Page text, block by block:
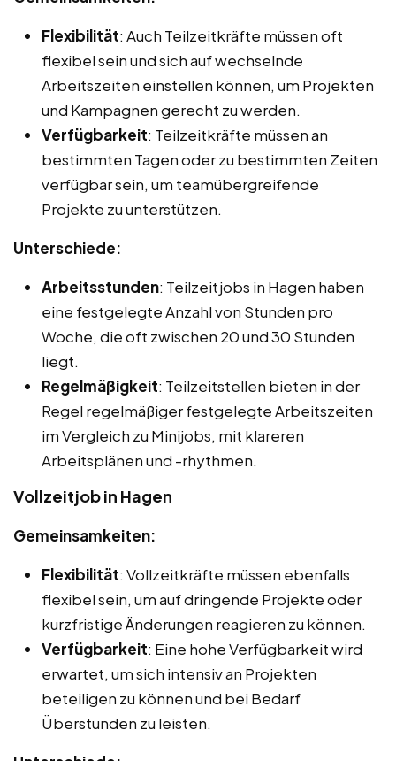
Flexibilität: Auch Teilzeitkräfte müssen oft
flexibel sein und sich auf wechselnde
Arbeitszeiten einstellen können, um Projekten
und Kampagnen gerecht zu werden.
Verfügbarkeit: Teilzeitkräfte müssen an
bestimmten Tagen oder zu bestimmten Zeiten
verfügbar sein, um teamübergreifende
Projekte zu unterstützen.
Unterschiede:
Arbeitsstunden: Teilzeitjobs in Hagen haben
eine festgelegte Anzahl von Stunden pro
Woche, die oft zwischen 20 und 30 Stunden
liegt.
Regelmäßigkeit: Teilzeitstellen bieten in der
Regel regelmäßiger festgelegte Arbeitszeiten
im Vergleich zu Minijobs, mit klareren
Arbeitsplänen und -rhythmen.
Vollzeitjob in Hagen
Gemeinsamkeiten:
Flexibilität: Vollzeitkräfte müssen ebenfalls
flexibel sein, um auf dringende Projekte oder
kurzfristige Änderungen reagieren zu können.
Verfügbarkeit: Eine hohe Verfügbarkeit wird
erwartet, um sich intensiv an Projekten
beteiligen zu können und bei Bedarf
Überstunden zu leisten.